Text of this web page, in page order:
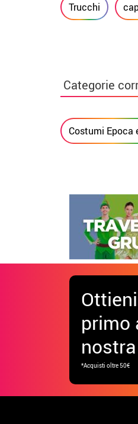
Trucchi
Categorie
Costumi Epoca
primo
*Acquisti oltre 50€